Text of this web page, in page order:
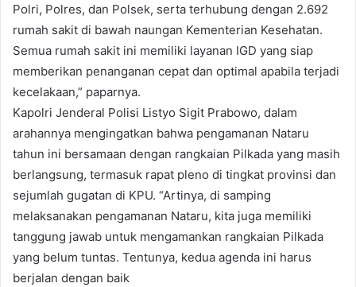
Polri, Polres, dan Polsek, serta terhubung dengan 2.692
rumah sakit di bawah naungan Kementerian Kesehatan.
Semua rumah sakit ini memiliki layanan IGD yang siap
memberikan penanganan cepat dan optimal apabila terjadi
kecelakaan,” paparnya.
Kapolri Jenderal Polisi Listyo Sigit Prabowo, dalam
arahannya mengingatkan bahwa pengamanan Nataru
tahun ini bersamaan dengan rangkaian Pilkada yang masih
berlangsung, termasuk rapat pleno di tingkat provinsi dan
sejumlah gugatan di KPU. “Artinya, di samping
melaksanakan pengamanan Nataru, kita juga memiliki
tanggung jawab untuk mengamankan rangkaian Pilkada
yang belum tuntas. Tentunya, kedua agenda ini harus
berjalan dengan baik